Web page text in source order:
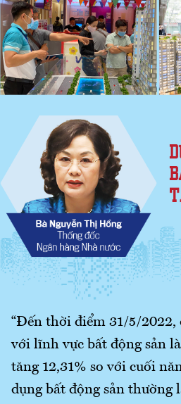
“Đến thời điểm 31/5/
với lĩnh vực bất động sản
tăng 12,31% so với cuối
dụng bất động sản thường